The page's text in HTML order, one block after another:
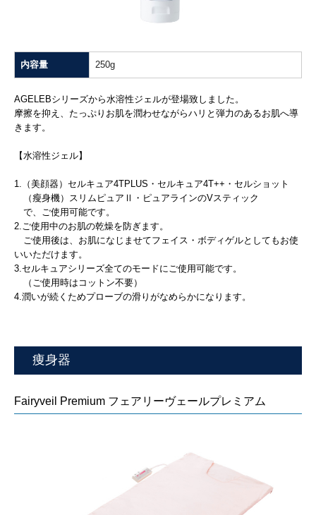
内容量 250g
AGELEBシリーズから水溶性ジェルが登場致しました。
摩擦を抑え、たっぷりお肌を潤わせながらハリと弾力のあるお肌へ導
きます。
【水溶性ジェル】
1.（美顔器）セルキュア4TPLUS・セルキュア4T++・セルショット
（瘦身機）スリムピュアⅡ・ピュアラインのVスティック
で、ご使用可能です。
2.ご使用中のお肌の乾燥を防ぎます。
ご使用後は、お肌になじませてフェイス・ボディゲルとしてもお使
いいただけます。
3.セルキュアシリーズ全てのモードにご使用可能です。
（ご使用時はコットン不要）
4.潤いが続くためプローブの滑りがなめらかになります。
痩身器
Fairyveil Premium フェアリーヴェールプレミアム